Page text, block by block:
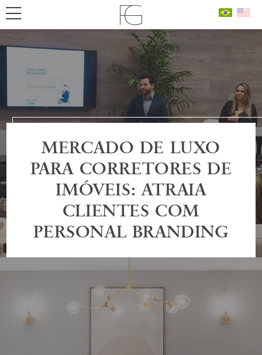
MERCADO DE LUXO
PARA CORRETORES DE
IMÓVEIS: ATRAIA
CLIENTES COM
PERSONAL BRANDING